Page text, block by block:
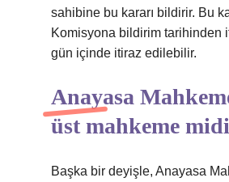
sahibine bu kararı bildirir. Bu
Komisyona bildirim tarihinden
gün içinde itiraz edilebilir.
Anayasa
üst mahkeme
Başka bir deyişle, Anayasa